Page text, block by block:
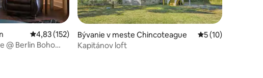
hodnotení: 174
Priemerné ohodnotenie 4,83 z 5, počet hodnotení: 152
4,83 (152)
@ Berlin Boho
Bývanie v meste Chincoteague Priemerné
5 (10)
Kapitánov loft